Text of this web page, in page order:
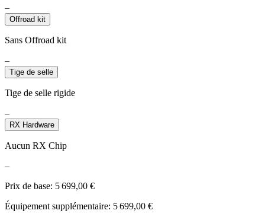
–
Offroad kit
Sans Offroad kit
–
Tige de selle
Tige de selle rigide
–
RX Hardware
Aucun RX Chip
–
Prix de base: 5 699,00 €
Équipement supplémentaire: 5 699,00 €